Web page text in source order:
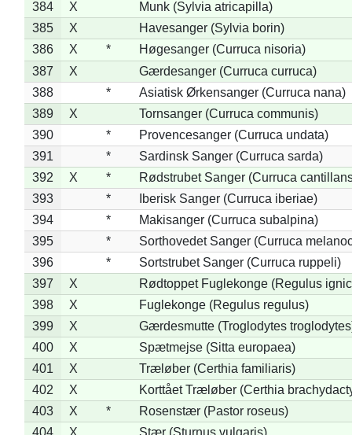
384
X
Munk (Sylvia atricapilla)
385
X
Havesanger (Sylvia borin)
386
X *
Høgesanger (Curruca nisoria)
387
X
Gærdesanger (Curruca curruca)
388
*
Asiatisk Ørkensanger (Curruca nana)
389
X
Tornsanger (Curruca communis)
390
*
Provencesanger (Curruca undata)
391
*
Sardinsk Sanger (Curruca sarda)
392
X *
Rødstrubet Sanger (Curruca
393
*
Iberisk Sanger (Curruca iberiae)
394
*
Makisanger (Curruca subalpina)
395
*
Sorthovedet Sanger (Curruca
396
*
Sortstrubet Sanger (Curruca ruppeli)
397
X
Rødtoppet Fuglekonge (Regulus
398
X
Fuglekonge (Regulus regulus)
399
X
Gærdesmutte (Troglodytes
400
X
Spætmejse (Sitta europaea)
401
X
Træløber (Certhia familiaris)
402
X
Korttået Træløber (Certhia
403
X *
Rosenstær (Pastor roseus)
404
X
Stær (Sturnus vulgaris)